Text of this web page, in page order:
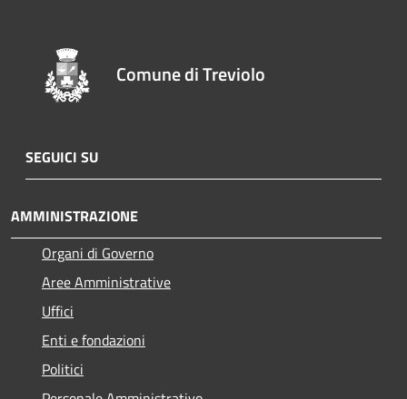
Comune di Treviolo
SEGUICI SU
AMMINISTRAZIONE
Organi di Governo
Aree Amministrative
Uffici
Enti e fondazioni
Politici